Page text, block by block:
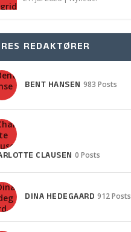
REDAKTØRER
BENT HANSEN 983 Posts
CLAUSEN 0 Posts
DINA HEDEGAARD 912 Posts